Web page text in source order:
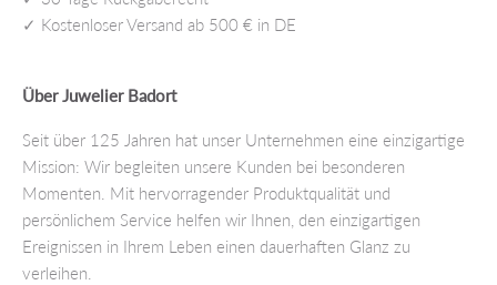
✓ Kostenloser Versand ab 500 € in DE
Über Juwelier Badort
Seit über 125 Jahren hat unser Unternehmen eine einzigartige
Mission: Wir begleiten unsere Kunden bei besonderen
Momenten. Mit hervorragender Produktqualität und
persönlichem Service helfen wir Ihnen, den einzigartigen
Ereignissen in Ihrem Leben einen dauerhaften Glanz zu
verleihen.